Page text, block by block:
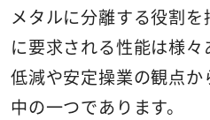
メタルに分離する役割
に要求される性能は様
低減や安定操業の観点
中の一つであります。